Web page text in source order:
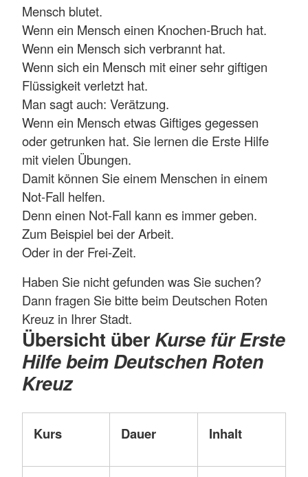
Mensch blutet.
Wenn ein Mensch einen Knochen-Bruch hat.
Wenn ein Mensch sich verbrannt hat.
Wenn sich ein Mensch mit einer sehr giftigen
Flüssigkeit verletzt hat.
Man sagt auch: Verätzung.
Wenn ein Mensch etwas Giftiges gegessen
oder getrunken hat. Sie lernen die Erste Hilfe
mit vielen Übungen.
Damit können Sie einem Menschen in einem
Not-Fall helfen.
Denn einen Not-Fall kann es immer geben.
Zum Beispiel bei der Arbeit.
Oder in der Frei-Zeit.
Haben Sie nicht gefunden was Sie suchen?
Dann fragen Sie bitte beim Deutschen Roten
Kreuz in Ihrer Stadt.
Übersicht über Kurse für Erste
Hilfe beim Deutschen Roten
Kreuz
Kurs Dauer Inhalt